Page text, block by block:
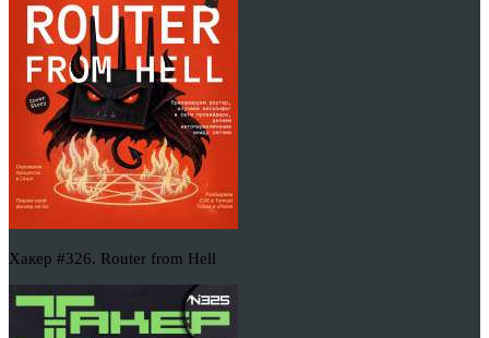
Хакер #326. Router from Hell